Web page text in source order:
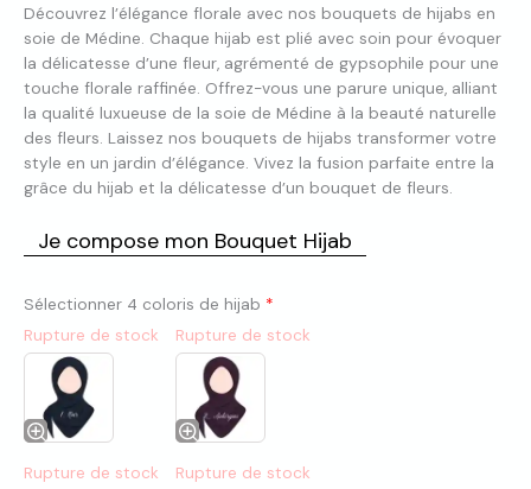
Découvrez l’élégance florale avec nos bouquets de hijabs en
soie de Médine. Chaque hijab est plié avec soin pour évoquer
la délicatesse d’une fleur, agrémenté de gypsophile pour une
touche florale raffinée. Offrez-vous une parure unique, alliant
la qualité luxueuse de la soie de Médine à la beauté naturelle
des fleurs. Laissez nos bouquets de hijabs transformer votre
style en un jardin d’élégance. Vivez la fusion parfaite entre la
grâce du hijab et la délicatesse d’un bouquet de fleurs.
Je compose mon Bouquet Hijab
Sélectionner 4 coloris de hijab *
Rupture de stock
Rupture de stock
Rupture de stock Rupture de stock